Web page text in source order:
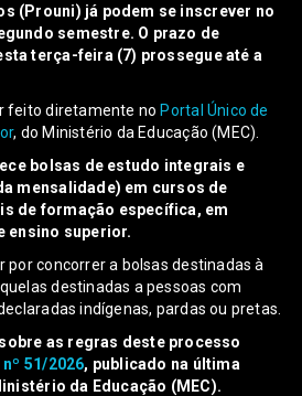
(Prouni) já podem se inscrever no
semestre. O prazo de
terça-feira (7) prossegue até a
feito diretamente no Portal Único de
, do Ministério da Educação (MEC).
bolsas de estudo integrais e
mensalidade) em cursos de
de formação específica, em
ensino superior.
por concorrer a bolsas destinadas à
destinadas a pessoas com
indígenas, pardas ou pretas.
as regras deste processo
nº 51/2026, publicado na última
da Educação (MEC).